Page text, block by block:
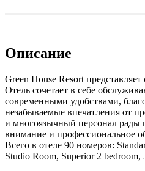
Описание
Green House Resort
Отель сочетает в себе
современными удобствами,
незабываемые впечатления от
и многоязычный персонал рады
внимание и профессиональное
Всего в отеле 90 номеров:
Studio Room, Superior 2